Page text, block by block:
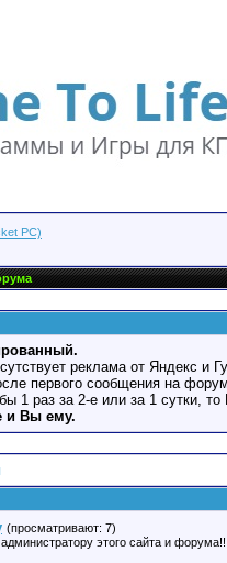
PC)
реклама от Яндекс и
первого сообщения на
1 раз за 2-е или за 1 сутки,
и Вы ему.
(просматривают: 7)
этого сайта и форума!!!